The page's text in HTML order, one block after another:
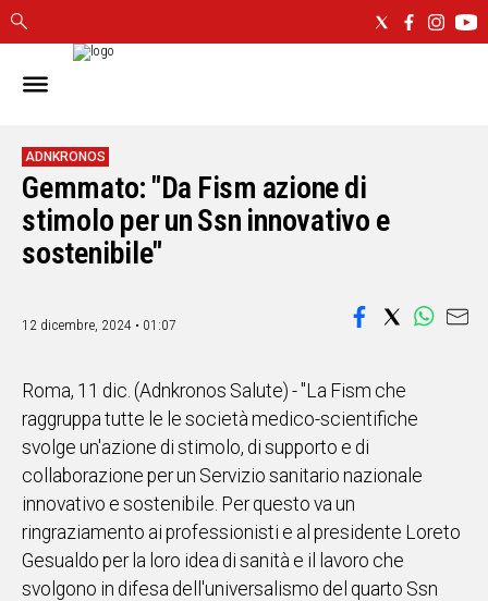
IN
CAGLIARI
SASSARI
NUORO
ORISTANO
SULCIS
OGLIASTRA
ALTRE
NOTIZIE
POLITICA
IN
ITALIA
NEL
MONDO
ADNKRONOS
Gemmato: "Da Fism azione di
stimolo per un Ssn innovativo e
sostenibile"
12 dicembre, 2024 • 01:07
Roma, 11 dic. (Adnkronos Salute) - "La Fism che
raggruppa tutte le le società medico-scientifiche
svolge un'azione di stimolo, di supporto e di
collaborazione per un Servizio sanitario nazionale
innovativo e sostenibile. Per questo va un
ringraziamento ai professionisti e al presidente Loreto
Gesualdo per la loro idea di sanità e il lavoro che
svolgono in difesa dell'universalismo del quarto Ssn